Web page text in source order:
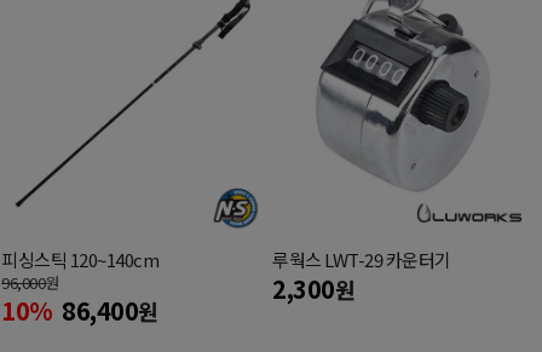
피싱스틱 120~140cm
96,000원
10% 86,400원
루웍스 LWT-29 카운터기
2,300원